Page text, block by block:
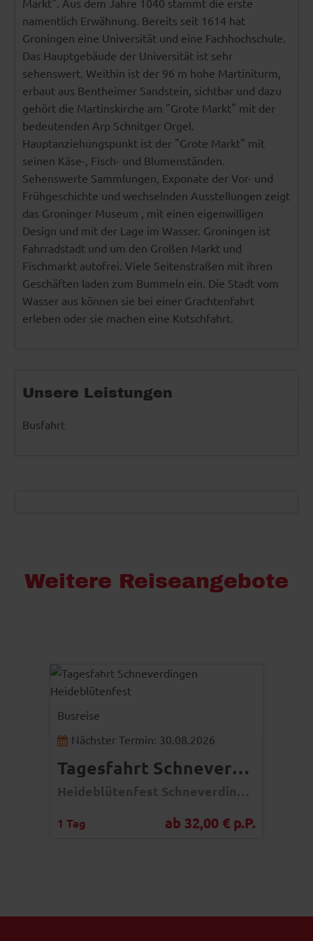
Markt". Aus dem Jahre 1040 stammt die erste
namentlich Erwähnung. Bereits seit 1614 hat
Groningen eine Universität und eine Fachhochschule.
Das Hauptgebäude der Universität ist sehr
sehenswert. Weithin ist der 96 m hohe Martiniturm,
erbaut aus Bentheimer Sandstein, sichtbar und dazu
gehört die Martinskirche am "Grote Markt" mit der
bedeutenden Arp Schnitger Orgel.
Hauptanziehungspunkt ist der "Grote Markt" mit
seinen Käse-, Fisch- und Blumenständen.
Sehenswerte Sammlungen, Exponate der Vor- und
Frühgeschichte und wechselnden Ausstellungen zeigt
das Groninger Museum , mit einen eigenwilligen
Design und mit der Lage im Wasser. Groningen ist
Fahrradstadt und um den Großen Markt und
Fischmarkt autofrei. Viele Seitenstraßen mit ihren
Geschäften laden zum Bummeln ein. Die Stadt vom
Wasser aus können sie bei einer Grachtenfahrt
erleben oder sie machen eine Kutschfahrt.
Unsere Leistungen
Busfahrt
Weitere Reiseangebote
Gabriele Rohde - Fotolia
© Easy-BUS
Busreise
Nächster Termin: 30.08.2026
Tagesfahrt Schneverdingen Heideblütenfest
Heideblütenfest Schneverdingen 2026 – Ein farbenfrohes Fest im Herzen der Lüneburger Heide mit Musik, Tradition und unvergesslichen Erlebnissen
1 Tag ab 32,00 € p.P.